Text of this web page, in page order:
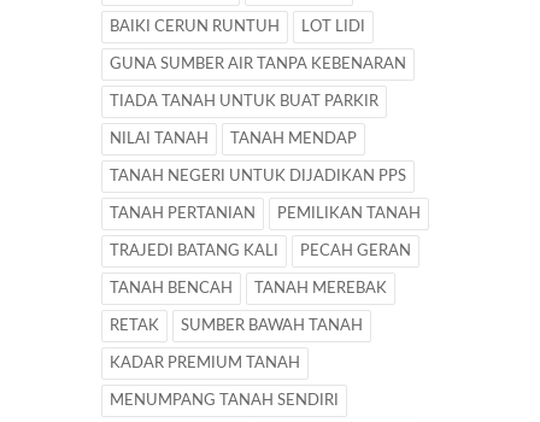
BAIKI CERUN RUNTUH LOT LIDI
GUNA SUMBER AIR TANPA KEBENARAN
TIADA TANAH UNTUK BUAT PARKIR
NILAI TANAH TANAH MENDAP
TANAH NEGERI UNTUK DIJADIKAN PPS
TANAH PERTANIAN PEMILIKAN TANAH
TRAJEDI BATANG KALI PECAH GERAN
TANAH BENCAH TANAH MEREBAK
RETAK SUMBER BAWAH TANAH
KADAR PREMIUM TANAH
MENUMPANG TANAH SENDIRI